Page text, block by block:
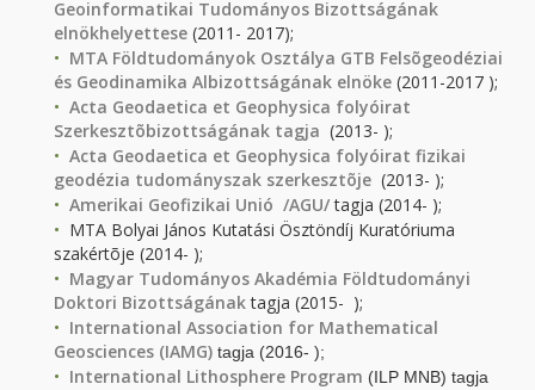
Geoinformatikai Tudományos Bizottságának
elnökhelyettese (2011- 2017);
MTA Földtudományok Osztálya GTB Felsõgeodéziai
és Geodinamika Albizottságának elnöke (2011-2017 );
Acta Geodaetica et Geophysica folyóirat
Szerkesztõbizottságának tagja (2013- );
Acta Geodaetica et Geophysica folyóirat fizikai
geodézia tudományszak szerkesztõje (2013- );
Amerikai Geofizikai Unió /AGU/tagja (2014- );
MTA Bolyai János Kutatási Ösztöndíj Kuratóriuma
szakértõje (2014- );
Magyar Tudományos Akadémia Földtudományi
Doktori Bizottságánaktagja (2015- );
International Association for Mathematical
Geosciences (IAMG) tagja (2016- );
International Lithosphere Program (ILP MNB) tagja